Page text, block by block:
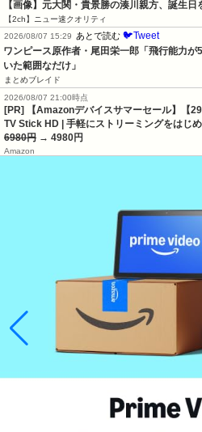
【画像】元大関・貴景勝の湊川親方、誕生
【2ch】ニュー速クオリティ
2026/08/07 15:29
あとで読む 🐦Tweet
ワンピース原作者・尾田栄一郎「飛行能力
いた範囲なだけ」
まとめブレイド
2026/08/07 21:00時点
[PR] 【Amazonデバイスサマーセール】【
TV Stick HD | 手軽にストリーミングをはじ
6980円 → 4980円
Amazon